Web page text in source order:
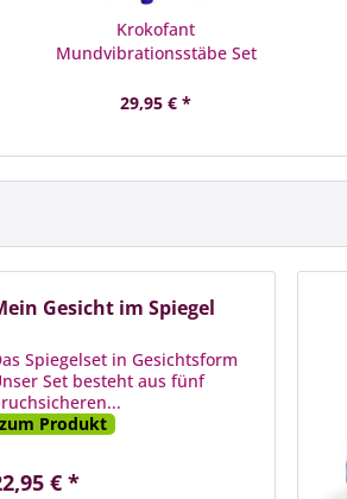
Krokofant
Mundvibrationsstäbe Set
29,95 € *
Gesicht im Spiegel
Spiegelset in Gesichtsform
Set besteht aus fünf
zum Produkt
€ *